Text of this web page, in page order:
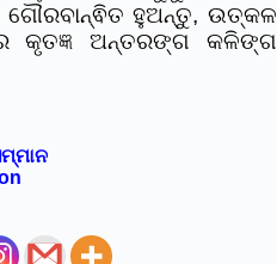
ହୁଅନ୍ତୁ, ଉତ୍କଳ
କୃତଜ୍ଞ ଅନ୍ତରଙ୍ଗ କଳିଙ୍ଗ